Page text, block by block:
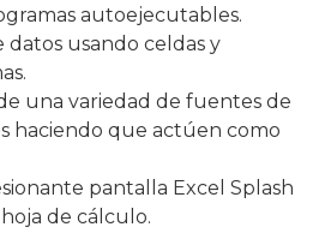
autoejecutables.
datos usando celdas y
una variedad de fuentes de
haciendo que actúen como
pantalla Excel Splash
de cálculo.